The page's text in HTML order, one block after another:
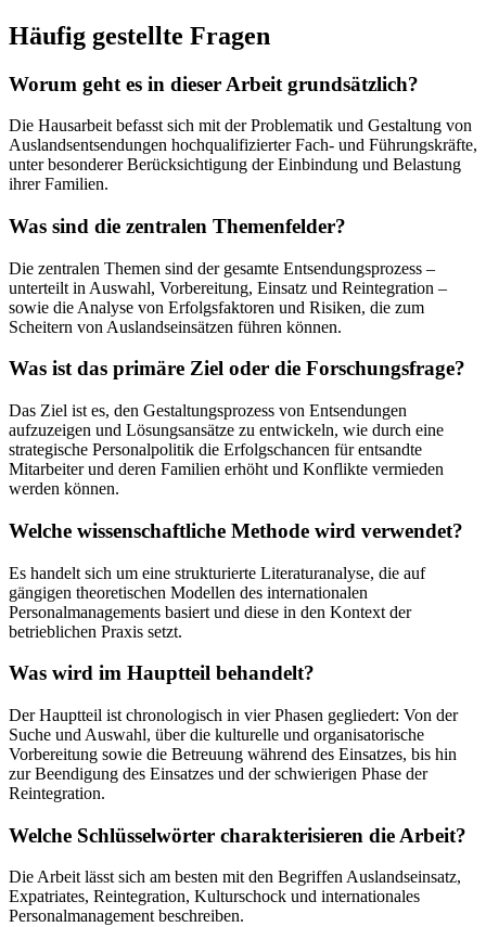
Häufig gestellte Fragen
Worum geht es in dieser Arbeit grundsätzlich?
Die Hausarbeit befasst sich mit der Problematik und Gestaltung von
Auslandsentsendungen hochqualifizierter Fach- und Führungskräfte,
unter besonderer Berücksichtigung der Einbindung und Belastung
ihrer Familien.
Was sind die zentralen Themenfelder?
Die zentralen Themen sind der gesamte Entsendungsprozess –
unterteilt in Auswahl, Vorbereitung, Einsatz und Reintegration –
sowie die Analyse von Erfolgsfaktoren und Risiken, die zum
Scheitern von Auslandseinsätzen führen können.
Was ist das primäre Ziel oder die Forschungsfrage?
Das Ziel ist es, den Gestaltungsprozess von Entsendungen
aufzuzeigen und Lösungsansätze zu entwickeln, wie durch eine
strategische Personalpolitik die Erfolgschancen für entsandte
Mitarbeiter und deren Familien erhöht und Konflikte vermieden
werden können.
Welche wissenschaftliche Methode wird verwendet?
Es handelt sich um eine strukturierte Literaturanalyse, die auf
gängigen theoretischen Modellen des internationalen
Personalmanagements basiert und diese in den Kontext der
betrieblichen Praxis setzt.
Was wird im Hauptteil behandelt?
Der Hauptteil ist chronologisch in vier Phasen gegliedert: Von der
Suche und Auswahl, über die kulturelle und organisatorische
Vorbereitung sowie die Betreuung während des Einsatzes, bis hin
zur Beendigung des Einsatzes und der schwierigen Phase der
Reintegration.
Welche Schlüsselwörter charakterisieren die Arbeit?
Die Arbeit lässt sich am besten mit den Begriffen Auslandseinsatz,
Expatriates, Reintegration, Kulturschock und internationales
Personalmanagement beschreiben.